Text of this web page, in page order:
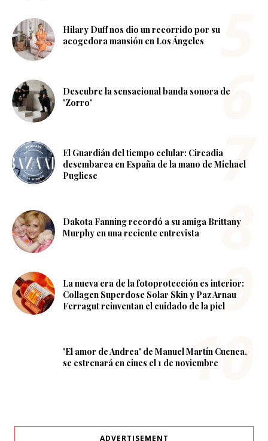
Hilary Duff nos dio un recorrido por su
acogedora mansión en Los Ángeles
Descubre la sensacional banda sonora de
'Zorro'
El Guardián del tiempo celular: Circadia
desembarca en España de la mano de Michael
Pugliese
Dakota Fanning recordó a su amiga Brittany
Murphy en una reciente entrevista
La nueva era de la fotoprotección es interior:
Collagen Superdose Solar Skin y Paz Arnau
Ferragut reinventan el cuidado de la piel
'El amor de Andrea' de Manuel Martín Cuenca,
se estrenará en cines el 1 de noviembre
ADVERTISEMENT